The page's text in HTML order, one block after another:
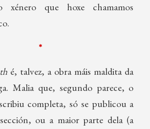
xénero que hoxe chamamos
*
é, talvez, a obra máis maldita da
Malia que, segundo parece, o
completa, só se publicou a
ou a maior parte dela (a